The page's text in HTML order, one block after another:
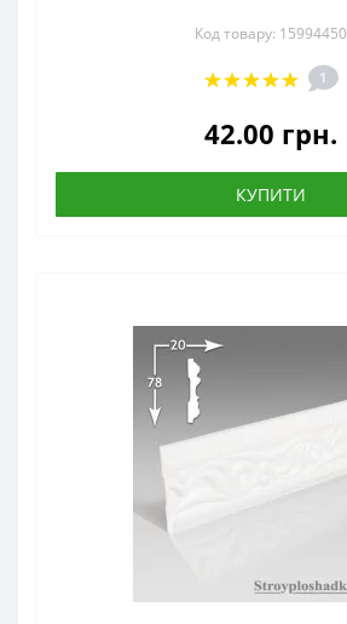
Код товару: 15994450
1
42.00 грн.
КУПИТИ